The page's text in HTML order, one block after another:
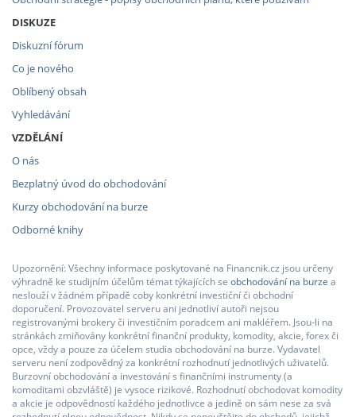
DISKUZE
Diskuzní fórum
Co je nového
Oblíbený obsah
Vyhledávání
VZDĚLÁNÍ
O nás
Bezplatný úvod do obchodování
Kurzy obchodování na burze
Odborné knihy
Upozornění: Všechny informace poskytované na Financnik.cz jsou určeny
výhradně ke studijním účelům témat týkajících se obchodování na burze a
neslouží v žádném případě coby konkrétní investiční či obchodní
doporučení. Provozovatel serveru ani jednotliví autoři nejsou
registrovanými brokery či investičním poradcem ani makléřem. Jsou-li na
stránkách zmiňovány konkrétní finanční produkty, komodity, akcie, forex či
opce, vždy a pouze za účelem studia obchodování na burze. Vydavatel
serveru není zodpovědný za konkrétní rozhodnutí jednotlivých uživatelů.
Burzovní obchodování a investování s finančními instrumenty (a
komoditami obzvláště) je vysoce rizikové. Rozhodnutí obchodovat komodity
a akcie je odpovědností každého jednotlivce a jedině on sám nese za svá